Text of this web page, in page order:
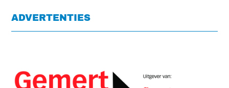
ADVERTENTIES